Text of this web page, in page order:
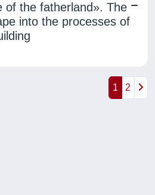
of the fatherland». The
into the processes of
1 2